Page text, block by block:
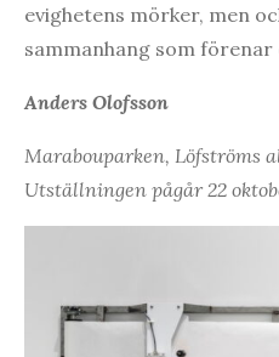
evighetens mörker, men
sammanhang som förenar
Anders Olofsson
Marabouparken, Löfströms
Utställningen pågår 22